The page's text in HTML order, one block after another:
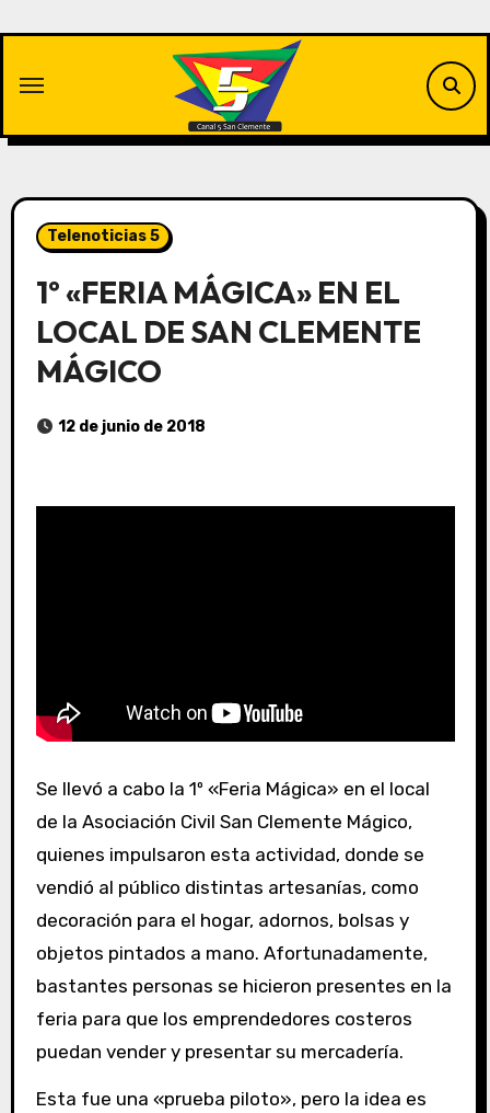
contenido
Telenoticias 5
1º «FERIA MÁGICA» EN EL
LOCAL DE SAN CLEMENTE
MÁGICO
12 de junio de 2018
Se llevó a cabo la 1º «Feria Mágica» en el local
de la Asociación Civil San Clemente Mágico,
quienes impulsaron esta actividad, donde se
vendió al público distintas artesanías, como
decoración para el hogar, adornos, bolsas y
objetos pintados a mano. Afortunadamente,
bastantes personas se hicieron presentes en la
feria para que los emprendedores costeros
puedan vender y presentar su mercadería.
Esta fue una «prueba piloto», pero la idea es